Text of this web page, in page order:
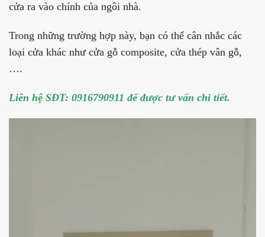
cửa ra vào chính của ngôi nhà.
Trong những trường hợp này, bạn có thể cân nhắc các
loại cửa khác như cửa gỗ composite, cửa thép vân gỗ,
….
Liên hệ SĐT: 0916790911 để được tư vấn chi tiết.